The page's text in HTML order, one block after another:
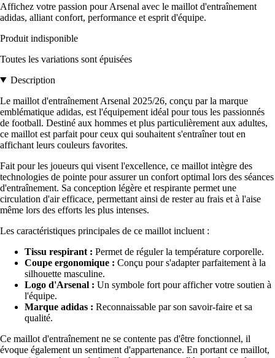
Affichez votre passion pour Arsenal avec le maillot d'entraînement
adidas, alliant confort, performance et esprit d'équipe.
Produit indisponible
Toutes les variations sont épuisées
Description
Le maillot d'entraînement Arsenal 2025/26, conçu par la marque
emblématique adidas, est l'équipement idéal pour tous les passionnés
de football. Destiné aux hommes et plus particulièrement aux adultes,
ce maillot est parfait pour ceux qui souhaitent s'entraîner tout en
affichant leurs couleurs favorites.
Fait pour les joueurs qui visent l'excellence, ce maillot intègre des
technologies de pointe pour assurer un confort optimal lors des séances
d'entraînement. Sa conception légère et respirante permet une
circulation d'air efficace, permettant ainsi de rester au frais et à l'aise
même lors des efforts les plus intenses.
Les caractéristiques principales de ce maillot incluent :
Tissu respirant : Permet de réguler la température corporelle.
Coupe ergonomique : Conçu pour s'adapter parfaitement à la
silhouette masculine.
Logo d'Arsenal : Un symbole fort pour afficher votre soutien à
l'équipe.
Marque adidas : Reconnaissable par son savoir-faire et sa
qualité.
Ce maillot d'entraînement ne se contente pas d'être fonctionnel, il
évoque également un sentiment d'appartenance. En portant ce maillot,